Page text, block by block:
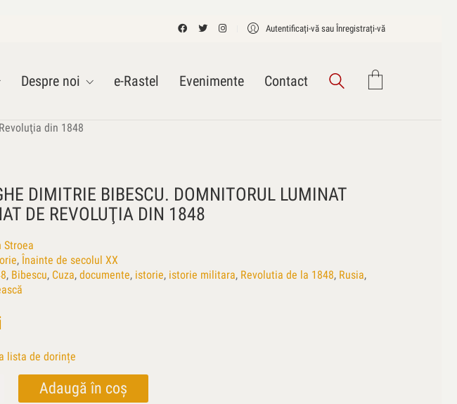
Autentificați-vă sau Înregistrați-vă
Despre noi e-Rastel Evenimente Contact
din 1848
DIMITRIE BIBESCU. DOMNITORUL LUMINAT
DE REVOLUŢIA DIN 1848
Stroea
, Înainte de secolul XX
, Bibescu, Cuza, documente, istorie, istorie militara, Revolutia de la 1848, Rusia,
lista de dorințe
Adaugă în coș